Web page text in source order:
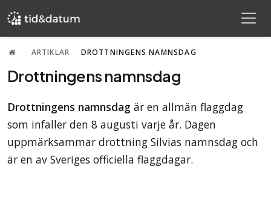
ARTIKLAR DROTTNINGENS NAMNSDAG
Drottningens namnsdag
Drottningens namnsdag är en allmän flaggdag
som infaller den 8 augusti varje år. Dagen
uppmärksammar drottning Silvias namnsdag och
är en av Sveriges officiella flaggdagar.